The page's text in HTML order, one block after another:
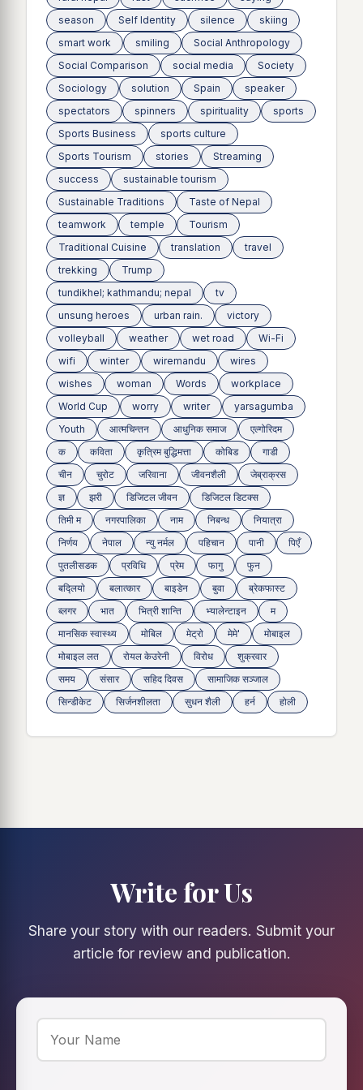
season
Self Identity silence
skiing
smart work
smiling
Social Anthropology
Social Comparison
social media
Society
Sociology
solution Spain
speaker
spectators
spinners spirituality
sports
Sports Business
sports culture
Sports Tourism
stories
Streaming
success
sustainable tourism
Sustainable Traditions
Taste of Nepal
teamwork
temple
Tourism
Traditional Cuisine
translation
travel
trekking
Trump
tundikhel; kathmandu; nepal
tv
unsung heroes
urban rain.
victory
volleyball
weather wet road
Wi-Fi
wifi
winter wiremandu
wires
wishes
woman Words
workplace
World Cup
worry writer
yarsagumba
Youth
आत्मचिन्तन आधुनिक समाज
एल्गोरिदम
क
कविता कृत्रिम बुद्धिमत्ता कोबिड
गाडी
चीन
चुरोट जरिवाना जीवनशैली
जेब्राक्रस
ज्ञ
झरी डिजिटल जीवन
डिजिटल डिटक्स
तिमी म
नगरपालिका नाम निबन्ध
नियात्रा
निर्णय
नेपाल न्यु नर्मल पहिचान पानी
पिएँ
पुतलीसडक
प्रविधि प्रेम फागु
फुन
बद्लियाे
बलात्कार बाइडेन बुवा
ब्रेकफास्ट
ब्लगर
भात भित्री शान्ति भ्यालेन्टाइन
म
मानसिक स्वास्थ्य
माेबिल मेट्राे मेमे'
मोबाइल
मोबाइल लत
रोयल केउरेनी विरोध
शुक्रवार
समय
संसार सहिद दिवस
सामाजिक सञ्जाल
सिन्डीकेट
सिर्जनशीलता सुधन शैली हर्न होली
Write for Us
Share your story with our readers. Submit your
article for review and publication.